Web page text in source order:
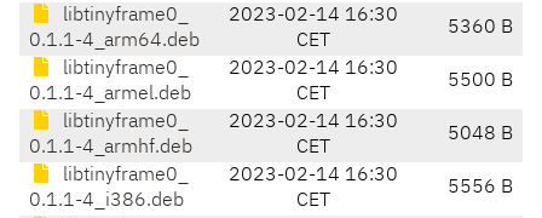
libtinyframe0_
0.1.1-4_arm64.deb
2023-02-14 16:30
CET
5360 B
libtinyframe0_
0.1.1-4_armel.deb
2023-02-14 16:30
CET
5500 B
libtinyframe0_
0.1.1-4_armhf.deb
2023-02-14 16:30
CET
5048 B
libtinyframe0_
0.1.1-4_i386.deb
2023-02-14 16:30
CET
5556 B